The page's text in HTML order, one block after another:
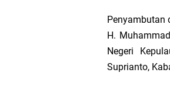
Penyambutan
H.
Negeri
Suprianto,